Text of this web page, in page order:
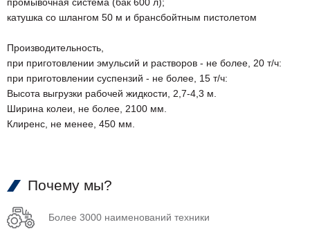
катушка со шлангом 50 м и брансбойтным пистолетом
Производительность,
при приготовлении эмульсий и растворов - не более, 20 т/ч:
при приготовлении суспензий - не более, 15 т/ч:
Высота выгрузки рабочей жидкости, 2,7-4,3 м.
Ширина колеи, не более, 2100 мм.
Клиренс, не менее, 450 мм.
Почему мы?
Более 3000 наименований техники